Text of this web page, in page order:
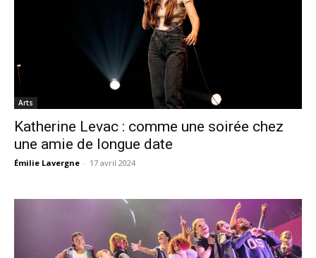
Arts
Katherine Levac : comme une soirée chez
une amie de longue date
Émilie Lavergne - 17 avril 2024